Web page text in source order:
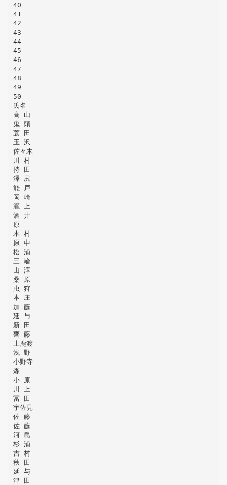
40
41
42
43
44
45
46
47
48
49
50
氏名
高 山
鬼 頭
蓑 田
玉 沢
佐々木
川 村
持 田
澤 尻
能 戸
岡 崎
瀧 上
酒 井
原
木 村
原 中
松 浦
三 輪
山 澤
桑 原
虫 狩
本 庄
加 藤
延 与
新 田
齊 藤
上鹿渡
浅 野
小野寺
森
小 原
川 上
冨 田
宇佐見
佐 藤
佐 藤
河 島
杉 浦
吉 村
秋 田
延 与
津 田